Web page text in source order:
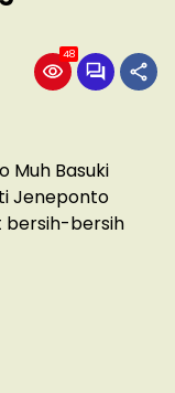
48
Muh Basuki
Jeneponto
bersih-bersih